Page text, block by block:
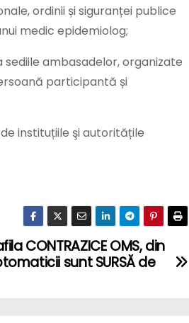
ordinii și siguranței publice
medic epidemiolog;
ambasadelor, organizate
participantă și
instituțiile şi autoritățile
CONTRAZICE OMS, din
sunt SURSĂ de